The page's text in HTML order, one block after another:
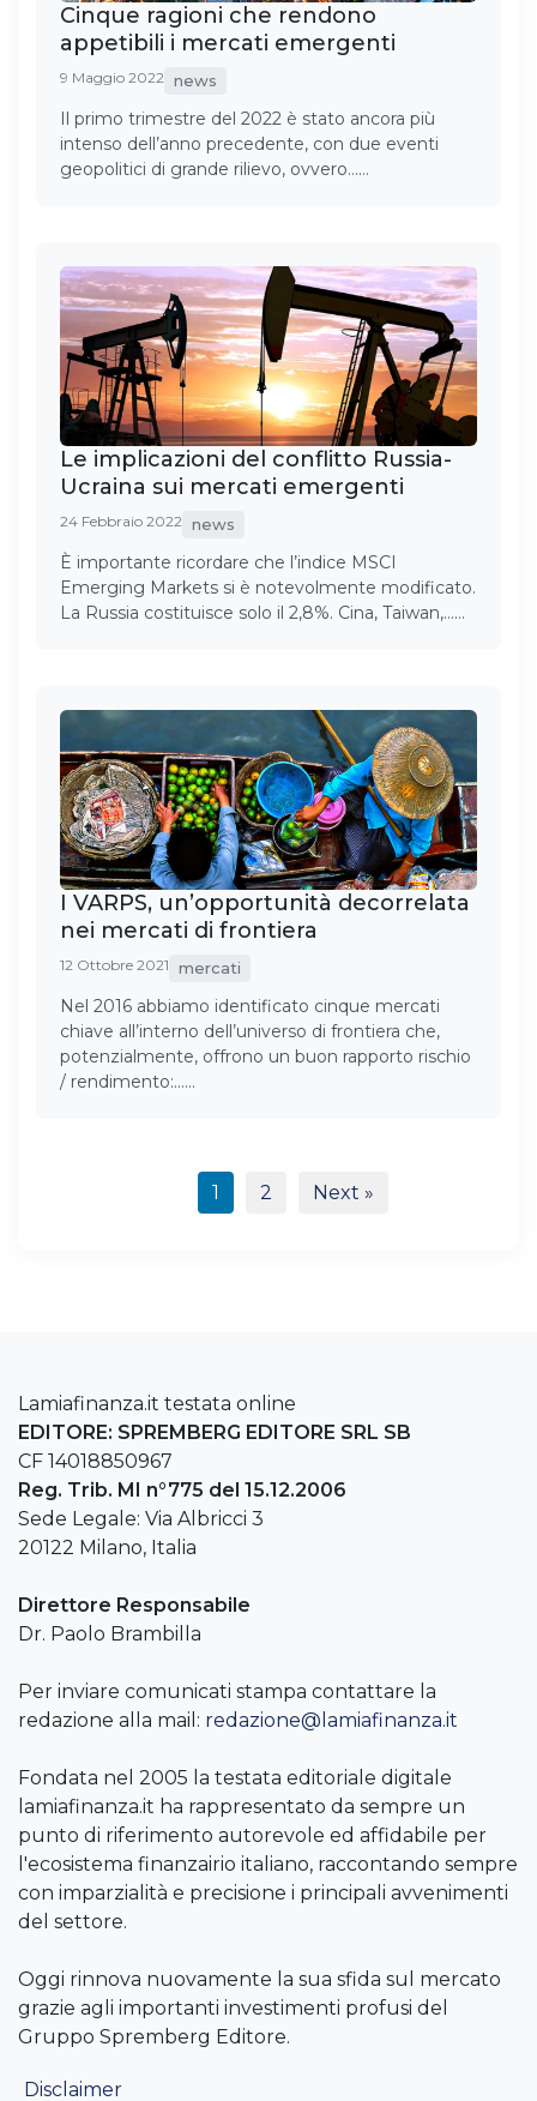
Cinque ragioni che rendono
appetibili i mercati emergenti
9 Maggio 2022 news
Il primo trimestre del 2022 è stato ancora più
intenso dell’anno precedente, con due eventi
geopolitici di grande rilievo, ovvero……
Le implicazioni del conflitto Russia-
Ucraina sui mercati emergenti
24 Febbraio 2022 news
È importante ricordare che l’indice MSCI
Emerging Markets si è notevolmente modificato.
La Russia costituisce solo il 2,8%. Cina, Taiwan,……
I VARPS, un’opportunità decorrelata
nei mercati di frontiera
12 Ottobre 2021 mercati
Nel 2016 abbiamo identificato cinque mercati
chiave all’interno dell’universo di frontiera che,
potenzialmente, offrono un buon rapporto rischio
/ rendimento:……
1 2 Next »
Lamiafinanza.it testata online
EDITORE: SPREMBERG EDITORE SRL SB
CF 14018850967
Reg. Trib. MI n°775 del 15.12.2006
Sede Legale: Via Albricci 3
20122 Milano, Italia
Direttore Responsabile
Dr. Paolo Brambilla
Per inviare comunicati stampa contattare la
redazione alla mail: redazione@lamiafinanza.it
Fondata nel 2005 la testata editoriale digitale
lamiafinanza.it ha rappresentato da sempre un
punto di riferimento autorevole ed affidabile per
l'ecosistema finanzairio italiano, raccontando sempre
con imparzialità e precisione i principali avvenimenti
del settore.
Oggi rinnova nuovamente la sua sfida sul mercato
grazie agli importanti investimenti profusi del
Gruppo Spremberg Editore.
Disclaimer